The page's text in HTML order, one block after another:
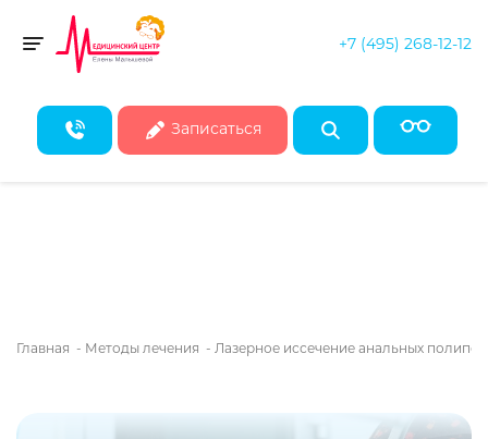
Toggle navigation +7 (495) 268-12-12
Записаться
Скидка 50% на все консультации врачей!*
августа
Главная - Методы лечения - Лазерное иссечение анальных полипов